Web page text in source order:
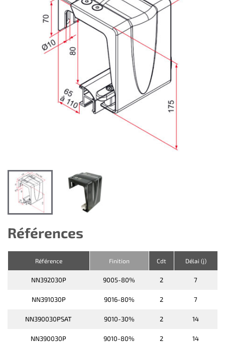
Références
Référence Finition Cdt Délai (j)
NN392030P 9005-80% 2 7
NN391030P 9016-80% 2 7
NN390030PSAT 9010-30% 2 14
NN390030P 9010-80% 2 14